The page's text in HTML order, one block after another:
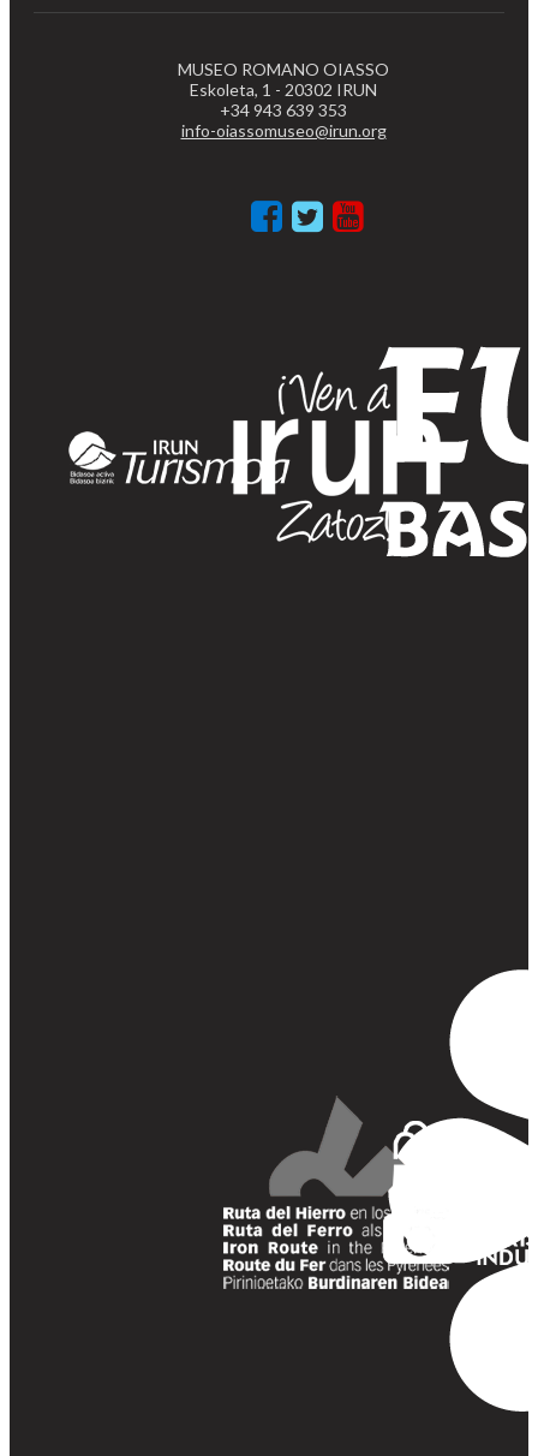
MUSEO ROMANO OIASSO
Eskoleta, 1 - 20302 IRUN
+34 943 639 353
info-oiassomuseo@irun.org